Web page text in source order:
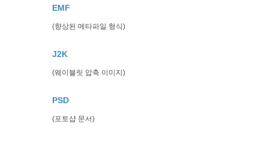
EMF
(향상된 메타파일 형식)
J2K
(웨이블릿 압축 이미지)
PSD
(포토샵 문서)